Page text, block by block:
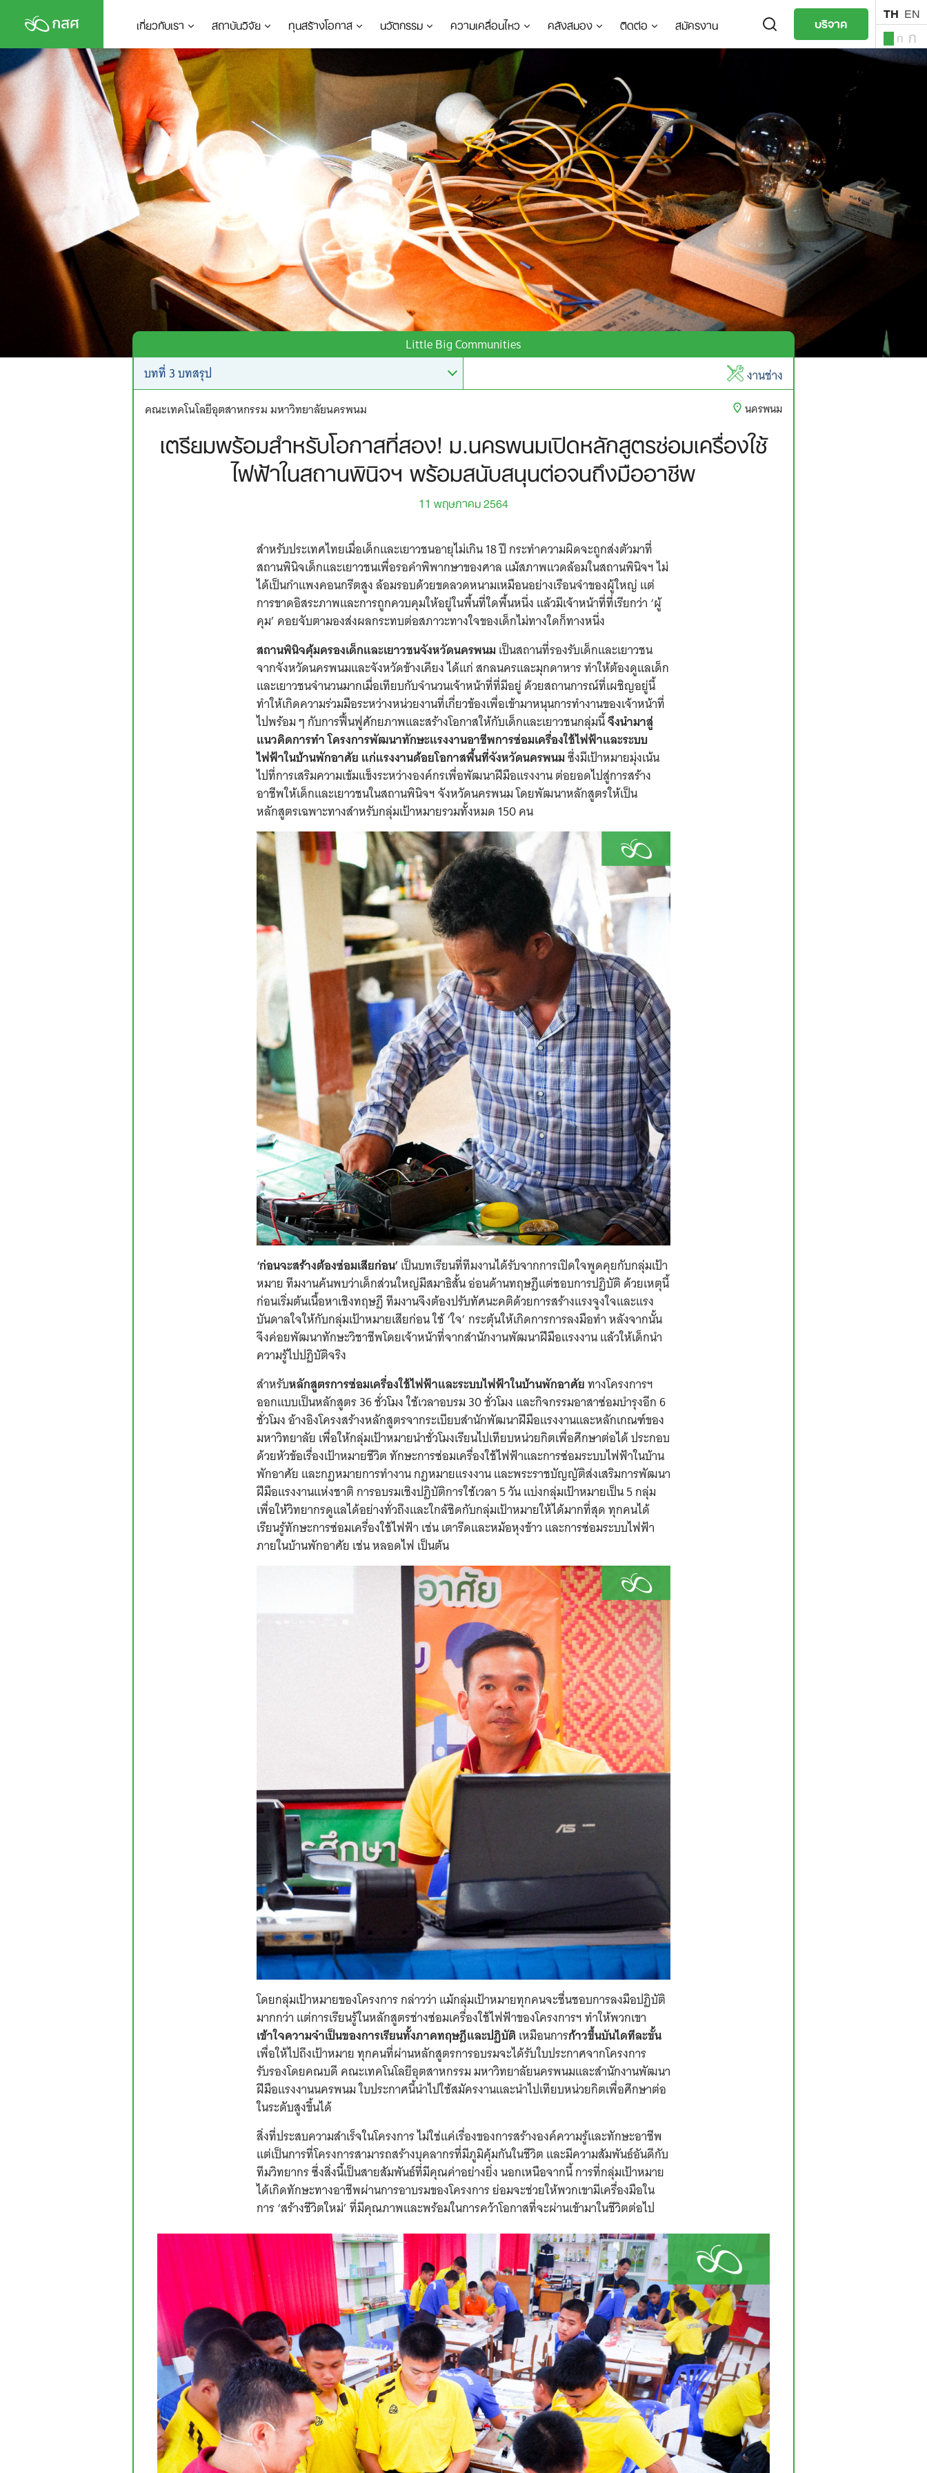
content
เกี่ยวกับเรา สถาบันวิจัย ทุนสร้างโอกาส นวัตกรรม ความเคลื่อนไหว คลังสมอง ติดต่อ สมัครงาน บริจาค TH EN
ก ก
Search
for:
Little Big Communities
งานช่าง
คณะเทคโนโลยีอุตสาหกรรม มหาวิทยาลัยนครพนม นครพนม
เตรียมพร้อมสำหรับโอกาสที่สอง! ม.นครพนมเปิดหลักสูตรซ่อมเครื่องใช้
ไฟฟ้าในสถานพินิจฯ พร้อมสนับสนุนต่อจนถึงมืออาชีพ
11 พฤษภาคม 2564
สำหรับประเทศไทยเมื่อเด็กและเยาวชนอายุไม่เกิน 18 ปี กระทำความผิดจะถูกส่งตัวมาที่
สถานพินิจเด็กและเยาวชนเพื่อรอคำพิพากษาของศาล แม้สภาพแวดล้อมในสถานพินิจฯ ไม่
ได้เป็นกำแพงคอนกรีตสูง ล้อมรอบด้วยขดลวดหนามเหมือนอย่างเรือนจำของผู้ใหญ่ แต่
การขาดอิสระภาพและการถูกควบคุมให้อยู่ในพื้นที่ใดพื้นหนึ่ง แล้วมีเจ้าหน้าที่ที่เรียกว่า ‘ผู้
คุม’ คอยจับตามองส่งผลกระทบต่อสภาวะทางใจของเด็กไม่ทางใดก็ทางหนึ่ง
สถานพินิจคุ้มครองเด็กและเยาวชนจังหวัดนครพนม เป็นสถานที่รองรับเด็กและเยาวชน
จากจังหวัดนครพนมและจังหวัดข้างเคียง ได้แก่ สกลนครและมุกดาหาร ทำให้ต้องดูแลเด็ก
และเยาวชนจำนวนมากเมื่อเทียบกับจำนวนเจ้าหน้าที่ที่มีอยู่ ด้วยสถานการณ์ที่เผชิญอยู่นี้
ทำให้เกิดความร่วมมือระหว่างหน่วยงานที่เกี่ยวข้องเพื่อเข้ามาหนุนการทำงานของเจ้าหน้าที่
ไปพร้อม ๆ กับการฟื้นฟูศักยภาพและสร้างโอกาสให้กับเด็กและเยาวชนกลุ่มนี้จึงนำมาสู่
แนวคิดการทำโครงการพัฒนาทักษะแรงงานอาชีพการซ่อมเครื่องใช้ไฟฟ้าและระบบ
ไฟฟ้าในบ้านพักอาศัย แก่แรงงานด้อยโอกาสพื้นที่จังหวัดนครพนมซึ่งมีเป้าหมายมุ่งเน้น
ไปที่การเสริมความเข้มแข็งระหว่างองค์กรเพื่อพัฒนาฝีมือแรงงาน ต่อยอดไปสู่การสร้าง
อาชีพให้เด็กและเยาวชนในสถานพินิจฯ จังหวัดนครพนม โดยพัฒนาหลักสูตรให้เป็น
หลักสูตรเฉพาะทางสำหรับกลุ่มเป้าหมายรวมทั้งหมด 150 คน
‘ก่อนจะสร้างต้องซ่อมเสียก่อน’เป็นบทเรียนที่ทีมงานได้รับจากการเปิดใจพูดคุยกับกลุ่มเป้า
หมาย ทีมงานค้นพบว่าเด็กส่วนใหญ่มีสมาธิสั้น อ่อนด้านทฤษฎีแต่ชอบการปฏิบัติ ด้วยเหตุนี้
ก่อนเริ่มต้นเนื้อหาเชิงทฤษฎี ทีมงานจึงต้องปรับทัศนะคติด้วยการสร้างแรงจูงใจและแรง
บันดาลใจให้กับกลุ่มเป้าหมายเสียก่อน ใช้ ‘ใจ’ กระตุ้นให้เกิดการการลงมือทำ หลังจากนั้น
จึงค่อยพัฒนาทักษะวิชาชีพโดยเจ้าหน้าที่จากสำนักงานพัฒนาฝีมือเเรงงาน แล้วให้เด็กนำ
ความรู้ไปปฏิบัติจริง
สำหรับหลักสูตรการซ่อมเครื่องใช้ไฟฟ้าและระบบไฟฟ้าในบ้านพักอาศัยทางโครงการฯ
ออกแบบเป็นหลักสูตร 36 ชั่วโมง ใช้เวลาอบรม 30 ชั่วโมง และกิจกรรมอาสาซ่อมบำรุงอีก 6
ชั่วโมง อ้างอิงโครงสร้างหลักสูตรจากระเบียบสำนักพัฒนาฝีมือเเรงงานและหลักเกณฑ์ของ
มหาวิทยาลัย เพื่อให้กลุ่มเป้าหมายนำชั่วโมงเรียนไปเทียบหน่วยกิตเพื่อศึกษาต่อได้ ประกอบ
ด้วยหัวข้อเรื่องเป้าหมายชีวิต ทักษะการซ่อมเครื่องใช้ไฟฟ้าเเละการซ่อมระบบไฟฟ้าในบ้าน
พักอาศัย และกฏหมายการทำงาน กฏหมายเเรงงาน และพระราชบัญญัติส่งเสริมการพัฒนา
ฝีมือเเรงงานแห่งชาติ การอบรมเชิงปฏิบัติการใช้เวลา 5 วัน แบ่งกลุ่มเป้าหมายเป็น 5 กลุ่ม
เพื่อให้วิทยากรดูแลได้อย่างทั่วถึงและใกล้ชิดกับกลุ่มเป้าหมายให้ได้มากที่สุด ทุกคนได้
เรียนรู้ทักษะการซ่อมเครื่องใช้ไฟฟ้า เช่น เตารีดและหม้อหุงข้าว และการซ่อมระบบไฟฟ้า
ภายในบ้านพักอาศัย เช่น หลอดไฟ เป็นต้น
โดยกลุ่มเป้าหมายของโครงการ กล่าวว่า แม้กลุ่มเป้าหมายทุกคนจะชื่นชอบการลงมือปฏิบัติ
มากกว่า แต่การเรียนรู้ในหลักสูตรช่างซ่อมเครื่องใช้ไฟฟ้าของโครงการฯ ทำให้พวกเขา
เข้าใจความจำเป็นของการเรียนทั้งภาคทฤษฎีและปฏิบัติ เหมือนการก้าวขึ้นบันไดทีละขั้น
เพื่อให้ไปถึงเป้าหมาย ทุกคนที่ผ่านหลักสูตรการอบรมจะได้รับใบประกาศจากโครงการ
รับรองโดยคณบดี คณะเทคโนโลยีอุตสาหกรรม มหาวิทยาลัยนครพนมและสำนักงานพัฒนา
ฝีมือแรงงานนครพนม ใบประกาศนี้นำไปใช้สมัครงานและนำไปเทียบหน่วยกิตเพื่อศึกษาต่อ
ในระดับสูงขึ้นได้
สิ่งที่ประสบความสำเร็จในโครงการ ไม่ใช่แค่เรื่องของการสร้างองค์ความรู้และทักษะอาชีพ
แต่เป็นการที่โครงการสามารถสร้างบุคลากรที่มีภูมิคุ้มกันในชีวิต และมีความสัมพันธ์อันดีกับ
ทีมวิทยากร ซึ่งสิ่งนี้เป็นสายสัมพันธ์ที่มีคุณค่าอย่างยิ่ง นอกเหนือจากนี้ การที่กลุ่มเป้าหมาย
ได้เกิดทักษะทางอาชีพผ่านการอาบรมของโครงการ ย่อมจะช่วยให้พวกเขามีเครื่องมือใน
การ ‘สร้างชีวิตใหม่’ ที่มีคุณภาพและพร้อมในการคว้าโอกาสที่จะผ่านเข้ามาในชีวิตต่อไป